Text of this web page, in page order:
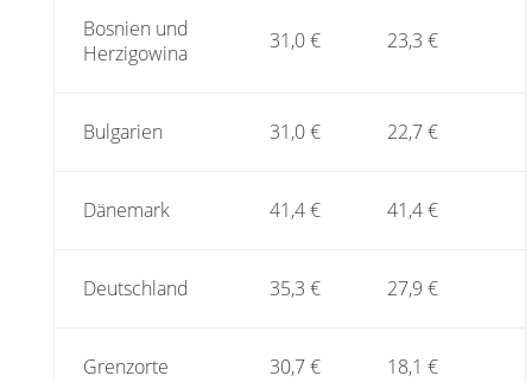
Bosnien und
Herzigowina
31,0 € 23,3 €
Bulgarien 31,0 € 22,7 €
Dänemark 41,4 € 41,4 €
Deutschland 35,3 € 27,9 €
Grenzorte 30,7 € 18,1 €